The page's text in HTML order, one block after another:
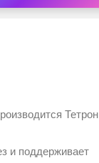
Тетрон
и поддерживает